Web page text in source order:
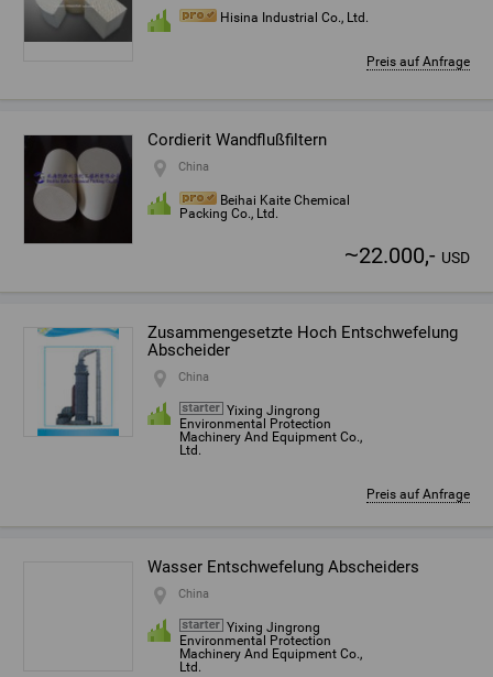
Hisina Industrial Co., Ltd.
Preis auf Anfrage
Cordierit Wandflußfiltern
China
Beihai Kaite Chemical
Packing Co., Ltd.
~22.000,- USD
Zusammengesetzte Hoch Entschwefelung
Abscheider
China
Yixing Jingrong
Environmental Protection
Machinery And Equipment Co.,
Ltd.
Preis auf Anfrage
Wasser Entschwefelung Abscheiders
China
Yixing Jingrong
Environmental Protection
Machinery And Equipment Co.,
Ltd.